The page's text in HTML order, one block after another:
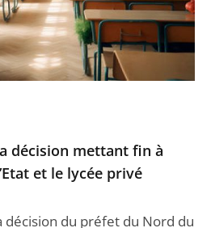
décision mettant fin à
et le lycée privé
décision du préfet du Nord du